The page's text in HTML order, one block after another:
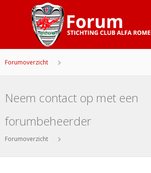
Forumoverzicht
Neem contact op met een
forumbeheerder
Forumoverzicht